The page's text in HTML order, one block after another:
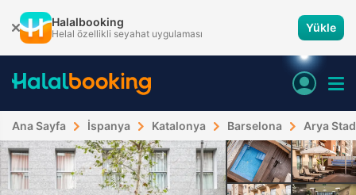
Halalbooking
Helal özellikli seyahat uygulaması Yükle
Ana Sayfa İspanya Katalonya Barselona Arya